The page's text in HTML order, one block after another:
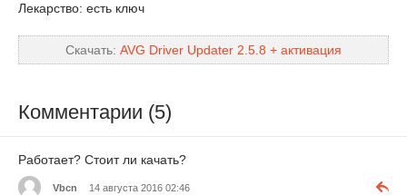
Лекарство: есть ключ
Скачать: AVG Driver Updater 2.5.8 + активация
Комментарии (5)
Работает? Стоит ли качать?
Vbcn 14 августа 2016 02:46